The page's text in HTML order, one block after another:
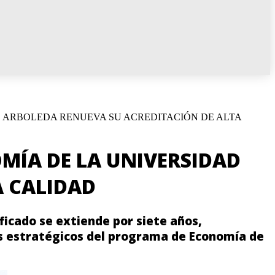
RENUEVA SU ACREDITACIÓN DE ALTA
DE LA UNIVERSIDAD
CALIDAD
se extiende por siete años,
del programa de Economía de